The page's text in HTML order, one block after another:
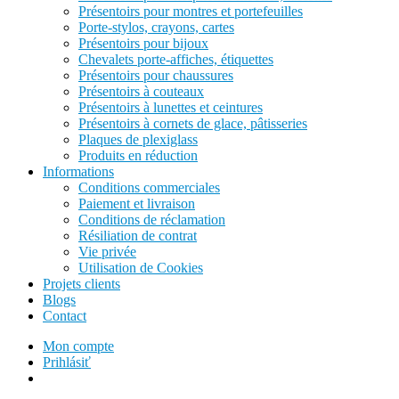
Présentoirs pour montres et portefeuilles
Porte-stylos, crayons, cartes
Présentoirs pour bijoux
Chevalets porte-affiches, étiquettes
Présentoirs pour chaussures
Présentoirs à couteaux
Présentoirs à lunettes et ceintures
Présentoirs à cornets de glace, pâtisseries
Plaques de plexiglass
Produits en réduction
Informations
Conditions commerciales
Paiement et livraison
Conditions de réclamation
Résiliation de contrat
Vie privée
Utilisation de Cookies
Projets clients
Blogs
Contact
Mon compte
Prihlásiť